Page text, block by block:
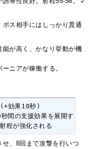
ス相手にはしっかり貫通
が高く、かなり挙動が機
ニアが稼働する。
効果10秒)
間の支援効果を展開する
程が強化される
せ、8回まで攻撃を行いつ